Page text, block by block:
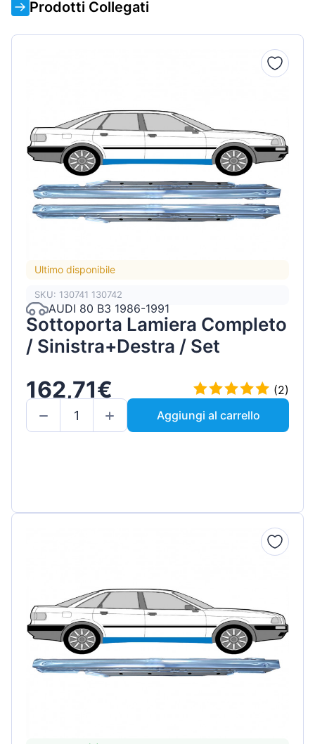
Prodotti Collegati
Ultimo disponibile
SKU: 130741 130742
AUDI 80 B3 1986-1991
Sottoporta Lamiera Completo
/ Sinistra+Destra / Set
162,71€
(2)
Aggiungi al carrello